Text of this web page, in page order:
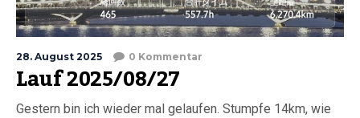
28. August 2025 0 Kommentar
Lauf 2025/08/27
Gestern bin ich wieder mal gelaufen. Stumpfe 14km, wie